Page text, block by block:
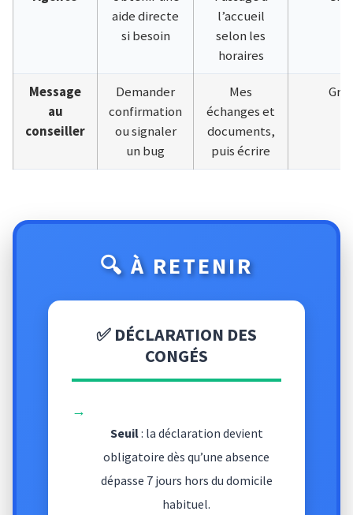
aide directe
si besoin
l’accueil
selon les
horaires
Message
au
conseiller
Demander
confirmation
ou signaler
un bug
Mes
échanges et
documents,
puis écrire
🔍 À RETENIR
✅ DÉCLARATION DES
CONGÉS
→
Seuil: la déclaration devient
obligatoire dès qu’une absence
dépasse 7 jours hors du domicile
habituel.